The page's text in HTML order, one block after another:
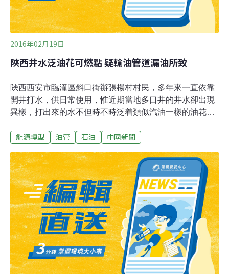
2016年02月19日
陝西井水泛油花可燃點 疑輸油管道漏油所致
陝西西安市臨潼區斜口街辦張楊村村民，多年來一直依靠
開井打水，供日常使用，惟近期當地多口井的井水卻出現
異樣，打出來的水不但時不時泛着類似汽油一樣的油花，
燃，有村民懷疑是附近輸油管道漏油所致。不少村民均認
示，約10年曾有石油公司在村子東邊埋了一條輸油管道，
管道距離楊先生的養豬場的直線距離僅有200多米。由於
擔心輸油管道漏油，村民半個月前已將問題反映予涉事石
油公司，目前該公司正組織檢查，惟至今仍未有結果。
能源轉型 油管 石油 中國新聞